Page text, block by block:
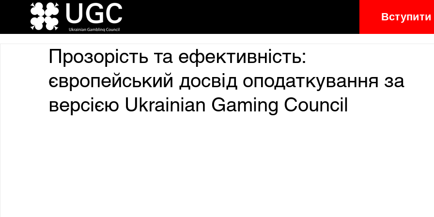
Вступити
Прозорість та ефективність:
європейський досвід оподаткування за
версією Ukrainian Gaming Council